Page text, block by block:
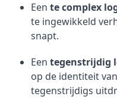
Een te complex
te ingewikkeld
snapt.
Een tegenstrijdig
op de identiteit
tegenstrijdigs